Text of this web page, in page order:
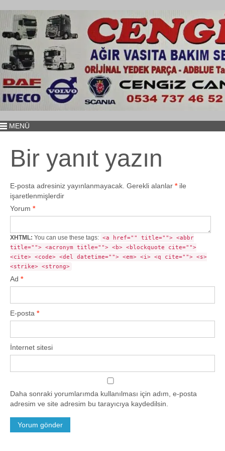
MENÜ
Bir yanıt yazın
E-posta adresiniz yayınlanmayacak. Gerekli alanlar *ile
işaretlenmişlerdir
Yorum *
XHTML: You can use these tags: <a href="" title=""> <abbr
title=""> <acronym title=""> <b> <blockquote cite="">
<cite> <code> <del datetime=""> <em> <i> <q cite=""> <s>
<strike> <strong>
Ad *
E-posta *
İnternet sitesi
Daha sonraki yorumlarımda kullanılması için adım, e-posta
adresim ve site adresim bu tarayıcıya kaydedilsin.